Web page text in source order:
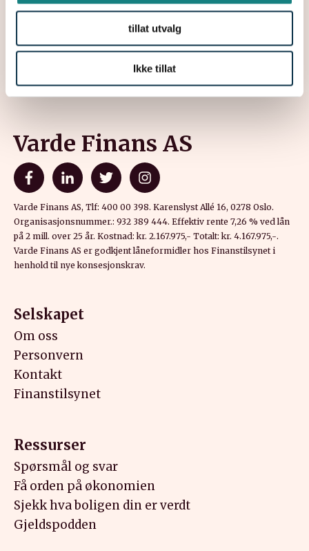
tillat utvalg
Ikke tillat
Varde Finans AS
Varde Finans AS, Tlf: 400 00 398. Karenslyst Allé 16, 0278 Oslo.
Organisasjonsnummer.: 932 389 444. Effektiv rente 7,26 % ved lån
på 2 mill. over 25 år. Kostnad: kr. 2.167.975,- Totalt: kr. 4.167.975,-.
Varde Finans AS er godkjent låneformidler hos Finanstilsynet i
henhold til nye konsesjonskrav.
Selskapet
Om oss
Personvern
Kontakt
Finanstilsynet
Ressurser
Spørsmål og svar
Få orden på økonomien
Sjekk hva boligen din er verdt
Gjeldspodden